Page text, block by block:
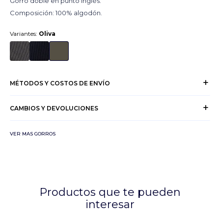
Composición: 100% algodón.
Variantes: Oliva
MÉTODOS Y COSTOS DE ENVÍO
CAMBIOS Y DEVOLUCIONES
VER MAS GORROS
Productos que te pueden
interesar